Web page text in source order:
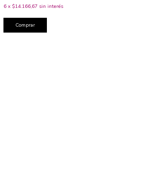
6 x $14.166,67 sin interés
Comprar